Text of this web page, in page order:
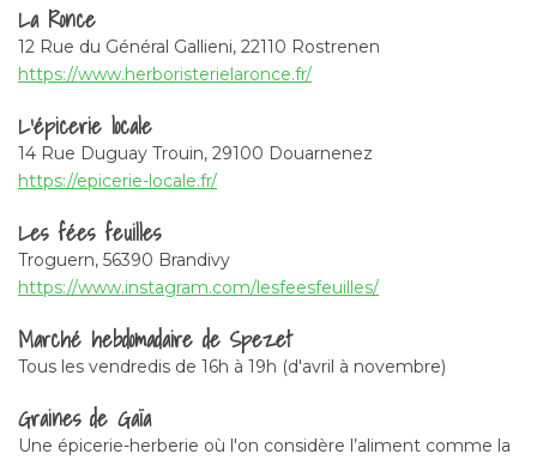
https://www.labellepic.com/
L’abeille et la bêche
Adresse:
9 Rue Feunteun Ven, 29560 Telgruc-sur-Mer
http://www.labeille-et-labeche.fr/
Petrichor céramique
Adresse:
Aussi poétique que l’odeur de la terre après la pluie, cette
galerie de céramique vous éblouira pas sa finesse le ton
délicat des créations de Julie. Vous y trouverez également
une petite sélection de nos produits.
4 rue du Général de Gaulle
https://www.facebook.com/Petrichorceramique/
Le Buzuk ver
La Ronce
12 Rue du Général Gallieni, 22110 Rostrenen
https://www.herboristerielaronce.fr/
L’épicerie locale
14 Rue Duguay Trouin, 29100 Douarnenez
https://epicerie-locale.fr/
Les fées feuilles
Troguern, 56390 Brandivy
https://www.instagram.com/lesfeesfeuilles/
Marché hebdomadaire de Spezet
Tous les vendredis de 16h à 19h (d'avril à novembre)
Graines de Gaïa
Une épicerie-herberie où l'on considère l’aliment comme la